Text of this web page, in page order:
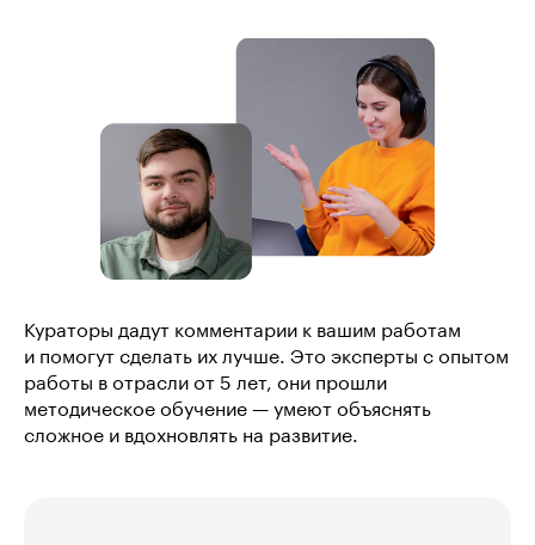
Кураторы дадут комментарии к вашим работам
и помогут сделать их лучше. Это эксперты с опытом
работы в отрасли от 5 лет, они прошли
методическое обучение — умеют объяснять
сложное и вдохновлять на развитие.